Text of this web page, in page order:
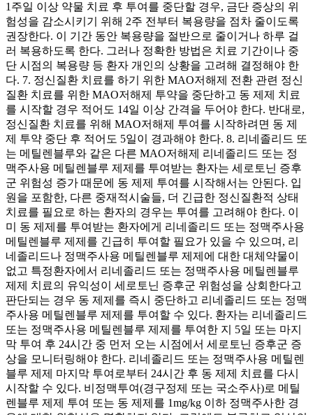
1주일 이상 약물 치료 후 투여를 중단할 경우, 금단 증상의 위
험성을 감소시키기 위해 2주 전부터 복용량을 점차 줄이도록
권장한다. 이 기간 동안 복용량을 절반으로 줄이거나 하루 걸
러 복용하도록 한다. 그러나 정확한 방법은 치료 기간이나 중
단 시점의 복용량 등 환자 개인의 상황을 고려해 결정해야 한
다. 7. 정신질환 치료를 하기 위한 MAO저해제 전환 관련 정신
질환 치료를 위한 MAO저해제 투약을 중단하고 동 제제 치료
를 시작할 경우 적어도 14일 이상 간격을 두어야 한다. 반대로,
정신질환 치료를 위해 MAO저해제 투여를 시작하려면 동 제
제 투약 중단 후 적어도 5일이 경과해야 한다. 8. 리네졸리드 또
는 메틸렌블루와 같은 다른 MAO저해제 리네졸리드 또는 정
맥주사용 메틸렌블루 제제를 투여받는 환자는 세로토닌 증후
군 위험성 증가 때문에 동 제제 투여를 시작해서는 안된다. 입
원을 포함한, 다른 중재적시술들, 더 긴급한 정신질환적 상태
치료를 필요로 하는 환자의 경우는 투여를 고려해야 한다. 이
미 동 제제를 투여받는 환자에게 리네졸리드 또는 정맥주사용
메틸렌블루 제제를 긴급히 투여할 필요가 있을 수 있으며, 리
네졸리드나 정맥주사용 메틸렌블루 제제에 대한 대체약물이
없고 특정환자에서 리네졸리드 또는 정맥주사용 메틸렌블루
제제 치료의 유익성이 세로토닌 증후군 위험성을 상회한다고
판단되는 경우 동 제제를 즉시 중단하고 리네졸리드 또는 정맥
주사용 메틸렌블루 제제를 투여할 수 있다. 환자는 리네졸리드
또는 정맥주사용 메틸렌블루 제제를 투여한 지 5일 또는 마지
막 투여 후 24시간 중 먼저 오는 시점에서 세로토닌 증후군 증
상을 모니터링해야 한다. 리네졸리드 또는 정맥주사용 메틸렌
블루 제제 마지막 투여로부터 24시간 후 동 제제 치료를 다시
시작할 수 있다. 비정맥투여(경구정제 또는 국소주사)로 메틸
렌블루 제제 투여 또는 동 제제를 1mg/kg 이하 정맥주사한 경